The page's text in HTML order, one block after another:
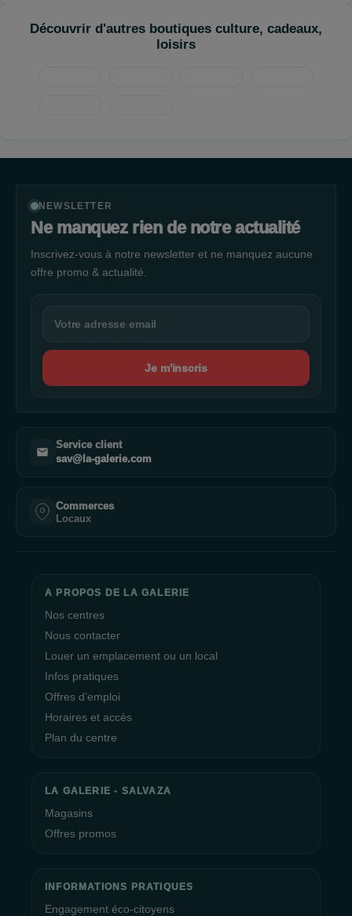
Découvrir d'autres boutiques culture, cadeaux,
loisirs
NEWSLETTER
Ne manquez rien de notre actualité
Inscrivez-vous à notre newsletter et ne manquez aucune
offre promo & actualité.
Je m'inscris
Service client
sav@la-galerie.com
Commerces
Locaux
A PROPOS DE LA GALERIE
Nos centres
Nous contacter
Louer un emplacement ou un local
Infos pratiques
Offres d’emploi
Horaires et accès
Plan du centre
LA GALERIE - SALVAZA
Magasins
Offres promos
INFORMATIONS PRATIQUES
Engagement éco-citoyens